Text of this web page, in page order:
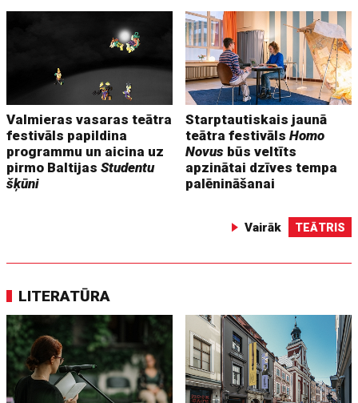
Valmieras vasaras teātra
festivāls papildina
programmu un aicina uz
pirmo BaltijasStudentu
šķūni
Starptautiskais jaunā
teātra festivālsHomo
Novus būs veltīts
apzinātai dzīves tempa
palēnināšanai
Vairāk TEĀTRIS
LITERATŪRA